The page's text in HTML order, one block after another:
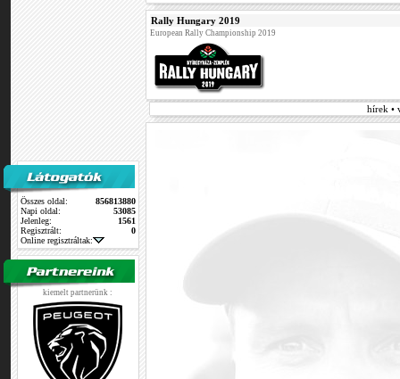
Összes oldal:
856813880
Napi oldal:
53085
Jelenleg:
1561
Regisztrált:
0
Online regisztráltak:
kiemelt partnerünk :
Rally Hungary 2019
European Rally Championship 2019
hírek •